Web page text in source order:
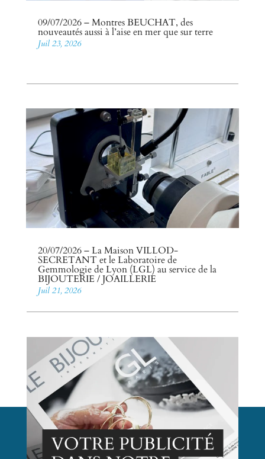
09/07/2026 – Montres BEUCHAT, des
nouveautés aussi à l’aise en mer que sur terre
Juil 23, 2026
20/07/2026 – La Maison VILLOD-
SECRETANT et le Laboratoire de
Gemmologie de Lyon (LGL) au service de la
BIJOUTERIE / JOAILLERIE
Juil 21, 2026